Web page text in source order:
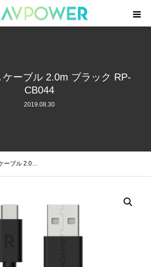
ケーブル 2.0m ブラック RP-
CB044
2019.08.30
ーブル 2.0…